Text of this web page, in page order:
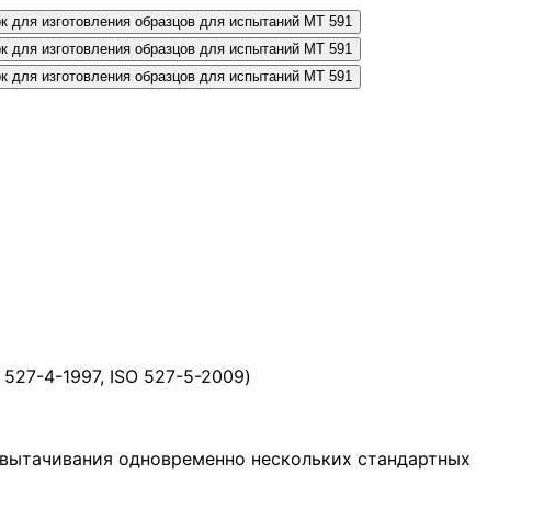
4-1997, ISO 527-5-2009)
одновременно нескольких стандартных